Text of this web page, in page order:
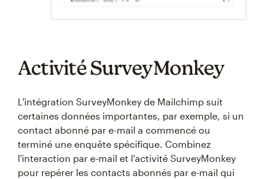
Activité SurveyMonkey
L'intégration SurveyMonkey de Mailchimp suit
certaines données importantes, par exemple, si un
contact abonné par e-mail a commencé ou
terminé une enquête spécifique. Combinez
l'interaction par e-mail et l'activité SurveyMonkey
pour repérer les contacts abonnés par e-mail qui